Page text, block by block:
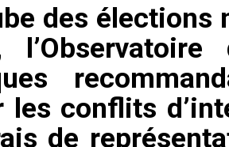
des
les conflits
de